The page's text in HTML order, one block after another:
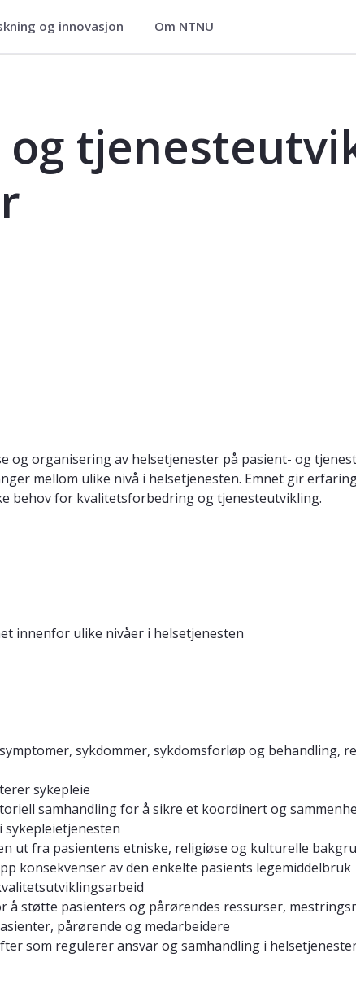
og innovasjon Om NTNU
- praksisstudier - SYG2300PSY
og
og organisering av helsetjenester på pasient- og
mellom ulike nivå i helsetjenesten. Emnet gir
behov for kvalitetsforbedring og tjenesteutvikling.
innenfor ulike nivåer i helsetjenesten
sykdommer, sykdomsforløp og behandling,
sykepleie
samhandling for å sikre et koordinert og
ut fra pasientens etniske, religiøse og kulturelle
konsekvenser av den enkelte pasients legemiddelbruk
å støtte pasienters og pårørendes ressurser,
pårørende og medarbeidere
som regulerer ansvar og samhandling i